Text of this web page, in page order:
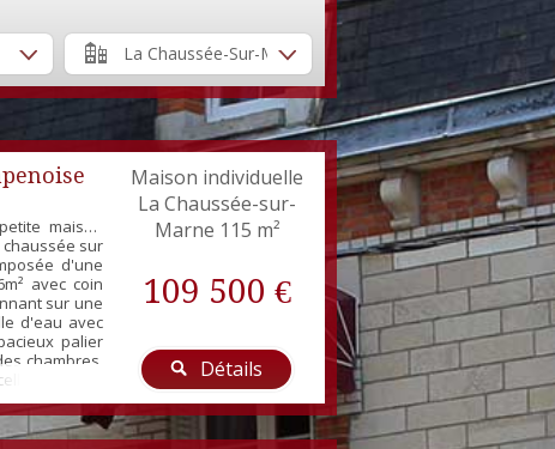
La Chaussée-Sur-Marne
maison
sur
d'une
avec coin
sur une
d'eau avec
palier
chambres.
de 320m².
à chaleur
: 690€
Maison individuelle
La Chaussée-sur-
Marne 115 m²
109 500 €
Détails